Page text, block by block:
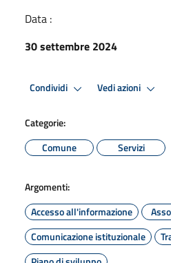
Data :
30 settembre 2024
Condividi Vedi azioni
Categorie:
Comune
Servizi
Argomenti:
Accesso all'informazione
Comunicazione istituzionale